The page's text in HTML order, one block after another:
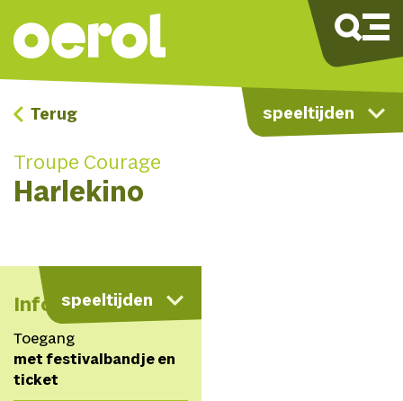
speeltijden
Terug
Troupe Courage
Harlekino
speeltijden
kaart
Info
Toegang
met festivalbandje en
ticket